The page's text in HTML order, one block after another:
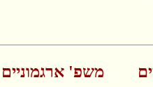
משפ' ארגמוניים